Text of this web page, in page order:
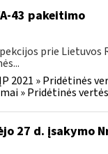
43 pakeitimo
prie Lietuvos
2021 » Pridėtinės
» Pridėtinės
27 d. įsakymo